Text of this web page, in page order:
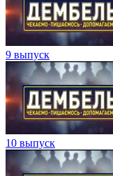
9 выпуск
10 выпуск